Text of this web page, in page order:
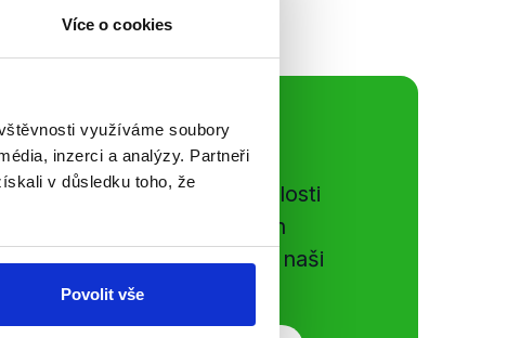
Více o cookies
využíváme soubory
inzerci a analýzy. Partneři
v důsledku toho, že
Povolit vše
sítě
si ujít nejnovější události
Sdílením našich
přátelům podpoříte naši